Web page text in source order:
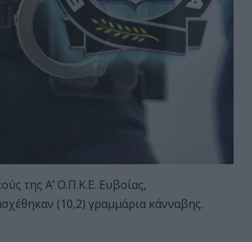
της Α’ Ο.Π.Κ.Ε. Ευβοίας,
(10,2) γραμμάρια κάνναβης.